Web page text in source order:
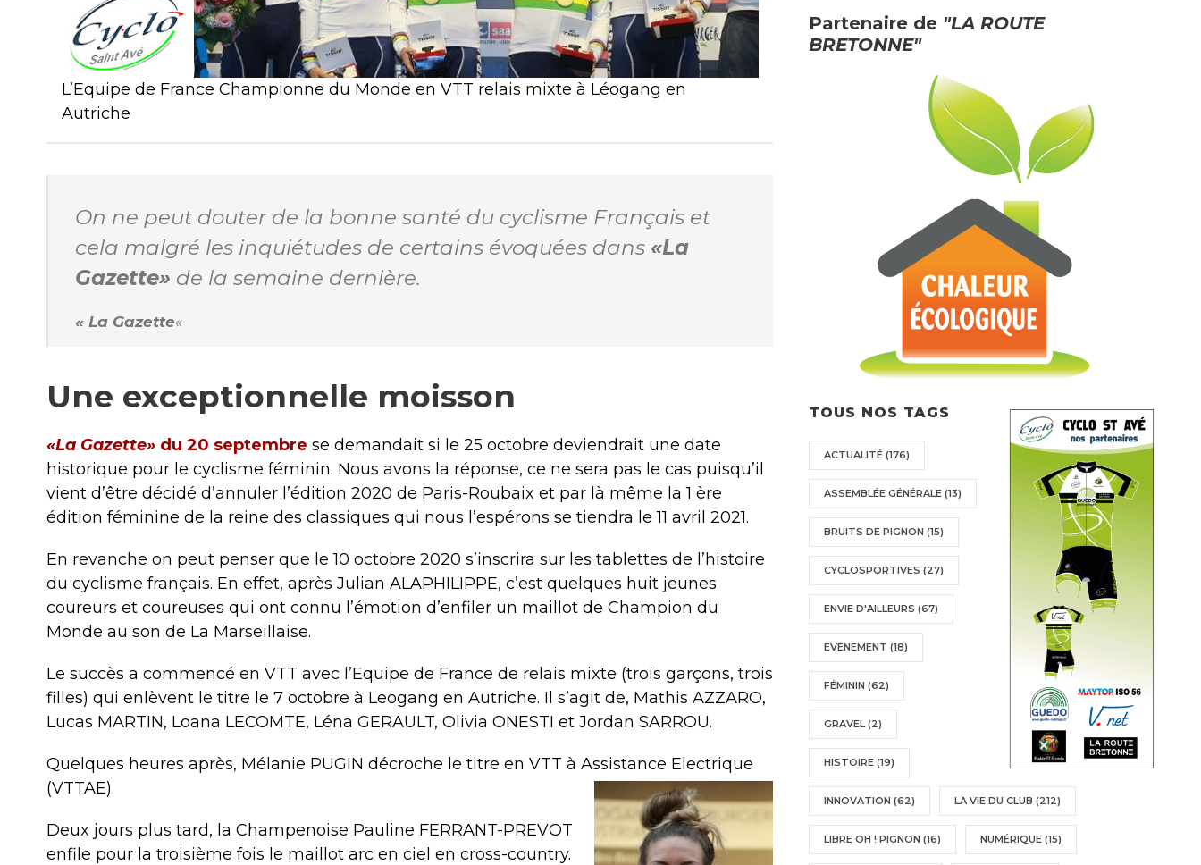
L’Equipe de France Championne du Monde en VTT relais mixte à Léogang en
Autriche
On ne peut douter de la bonne santé du cyclisme Français et
cela malgré les inquiétudes de certains évoquées dans «La
Gazette» de la semaine dernière.
« La Gazette«
Une exceptionnelle moisson
«La Gazette» du 20 septembre se demandait si le 25 octobre deviendrait une date
historique pour le cyclisme féminin. Nous avons la réponse, ce ne sera pas le cas puisqu’il
vient d’être décidé d’annuler l’édition 2020 de Paris-Roubaix et par là même la 1 ère
édition féminine de la reine des classiques qui nous l’espérons se tiendra le 11 avril 2021.
En revanche on peut penser que le 10 octobre 2020 s’inscrira sur les tablettes de l’histoire
du cyclisme français. En effet, après Julian ALAPHILIPPE, c’est quelques huit jeunes
coureurs et coureuses qui ont connu l’émotion d’enfiler un maillot de Champion du
Monde au son de La Marseillaise.
Le succès a commencé en VTT avec l’Equipe de France de relais mixte (trois garçons, trois
filles) qui enlèvent le titre le 7 octobre à Leogang en Autriche. Il s’agit de, Mathis AZZARO,
Lucas MARTIN, Loana LECOMTE, Léna GERAULT, Olivia ONESTI et Jordan SARROU.
Quelques heures après, Mélanie PUGIN décroche le titre en VTT à Assistance Electrique
(VTTAE).
Deux jours plus tard, la Champenoise Pauline FERRANT-PREVOT
enfile pour la troisième fois le maillot arc en ciel en cross-country.
Partenaire de "LA ROUTE
BRETONNE"
TOUS NOS TAGS
ACTUALITÉ (176)
ASSEMBLÉE GÉNÉRALE (13)
BRUITS DE PIGNON (15)
CYCLOSPORTIVES (27)
ENVIE D'AILLEURS (67)
EVÉNEMENT (18)
FÉMININ (62)
GRAVEL (2)
HISTOIRE (19)
INNOVATION (62) LA VIE DU CLUB (212)
LIBRE OH ! PIGNON (16) NUMÉRIQUE (15)